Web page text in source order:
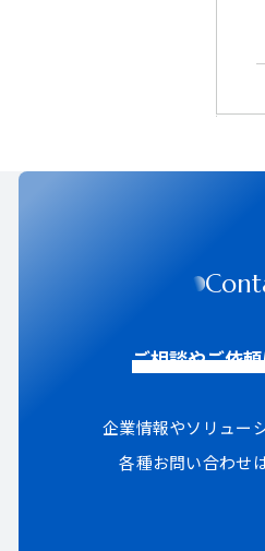
ご相談やご依
企業情報やソリュー
各種お問い合わせ